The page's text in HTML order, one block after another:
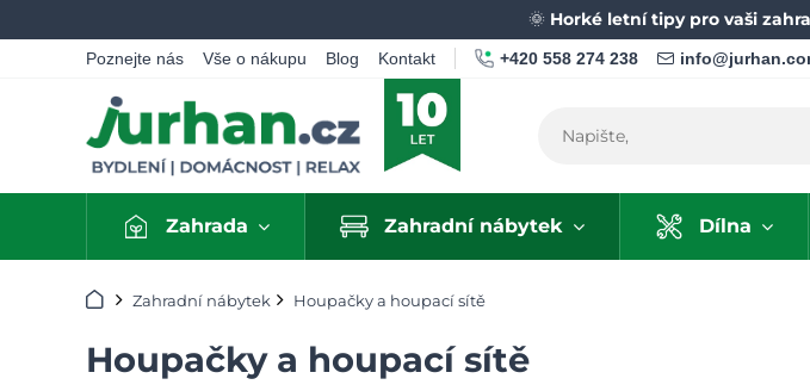
🌞 Horké letní tipy pro vaši
Poznejte nás Vše o nákupu Blog Kontakt +420 558 274 238
Zahrada Zahradní nábytek Dílna
Úvod Zahradní nábytek Houpačky a houpací sítě
Houpačky a houpací sítě